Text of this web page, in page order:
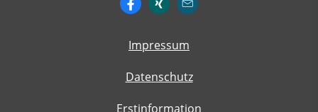
Impressum
Datenschutz
Erstinformation